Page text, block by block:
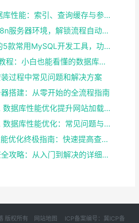
提升 MySQL 数据库性能：索引、查询缓存与参数优化全解析
企业必备！安装n8n服务器环境，解锁流程自动化工具
你一定不能错过的5款常用MySQL开发工具，功能强大又好用
MySQL开发入门教程：小白也能看懂的数据库指南
过程中常见问题和解决方案
搭建：从零开始的全流程指南
如何通过 MySQL 数据库性能优化提升网站加载速度？
深度剖析 MySQL 数据库性能优化：常见问题与解决方案
MySQL 数据库性能优化终极指南：快速提高查询效率的10个技巧
n8n安装故障排查全攻略：从入门到解决的详细指南
版权所有 网站地图 ICP备案编号：冀ICP备